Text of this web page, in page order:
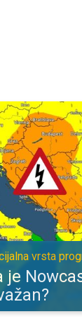
i
vrsta
je